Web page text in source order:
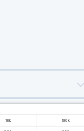
10k 100k